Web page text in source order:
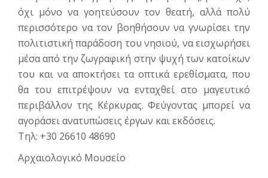
όχι μόνο να γοητεύσουν τον θεατή, αλλά πολύ
περισσότερο να τον βοηθήσουν να γνωρίσει την
πολιτιστική παράδοση του νησιού, να εισχωρήσει
μέσα από την ζωγραφική στην ψυχή των κατοίκων
του και να αποκτήσει τα οπτικά ερεθίσματα, που
θα του επιτρέψουν να ενταχθεί στο μαγευτικό
περιβάλλον της Κέρκυρας. Φεύγοντας μπορεί να
αγοράσει ανατυπώσεις έργων και εκδόσεις.
Τηλ: +30 26610 48690
Αρχαιολογικό Μουσείο